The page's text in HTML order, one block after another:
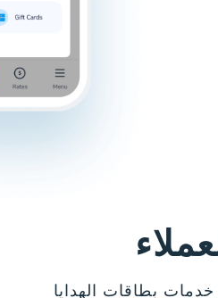
بطاقات الهدايا